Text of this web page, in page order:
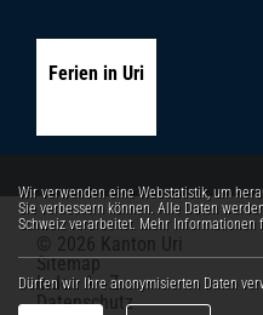
Ferien in Uri
© 2026 Kanton Uri
Toolbar
Sitemap
Index A - Z
Datenschutz
Webstatistik
Wir verwenden eine Webstatistik, um
Sie verbessern können. Alle Daten
Schweiz verarbeitet. Mehr Informationen
Dürfen wir Ihre anonymisierten Daten